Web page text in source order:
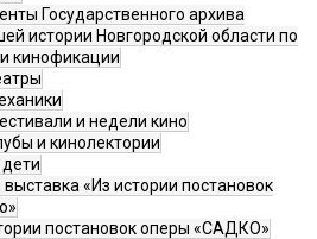
Государственного архива
истории Новгородской области по
кинофикации
и недели кино
и кинолектории
выставка «Из истории постановок
постановок оперы «САДКО»